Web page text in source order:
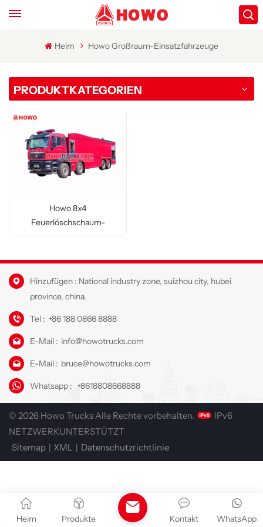
Heim Howo Großraum-Einsatzfahrzeuge
PRODUKTKATEGORIEN
Howo 8x4
Feuerlöschschaum-
Hinzufügen : National industry zone, suizhou city, hubei
province, china.
Tel : +86 188 0866 8888
E-Mail : info@howotrucks.com
E-Mail : bruce@howotrucks.com
Whatsapp : +8618808668888
© 2026 Howo Trucks Alle Rechte vorbehalten.
IPv6
NETZWERKUNTERSTÜTZT
Sitemap | XML | Datenschutzrichtlinie
Heim Produkte WhatsApp
Kontakt